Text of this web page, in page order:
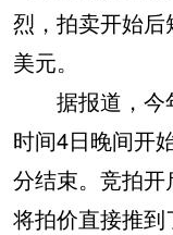
烈，拍卖开始
美元。
据报道，今
时间4日晚间开
分结束。竞拍开
将拍价直接推